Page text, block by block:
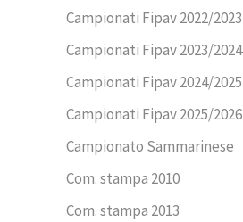
Campionati Fipav 2022/2023
Campionati Fipav 2023/2024
Campionati Fipav 2024/2025
Campionati Fipav 2025/2026
Campionato Sammarinese
Com. stampa 2010
Com. stampa 2013